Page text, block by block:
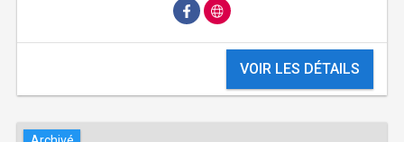
VOIR LES DÉTAILS